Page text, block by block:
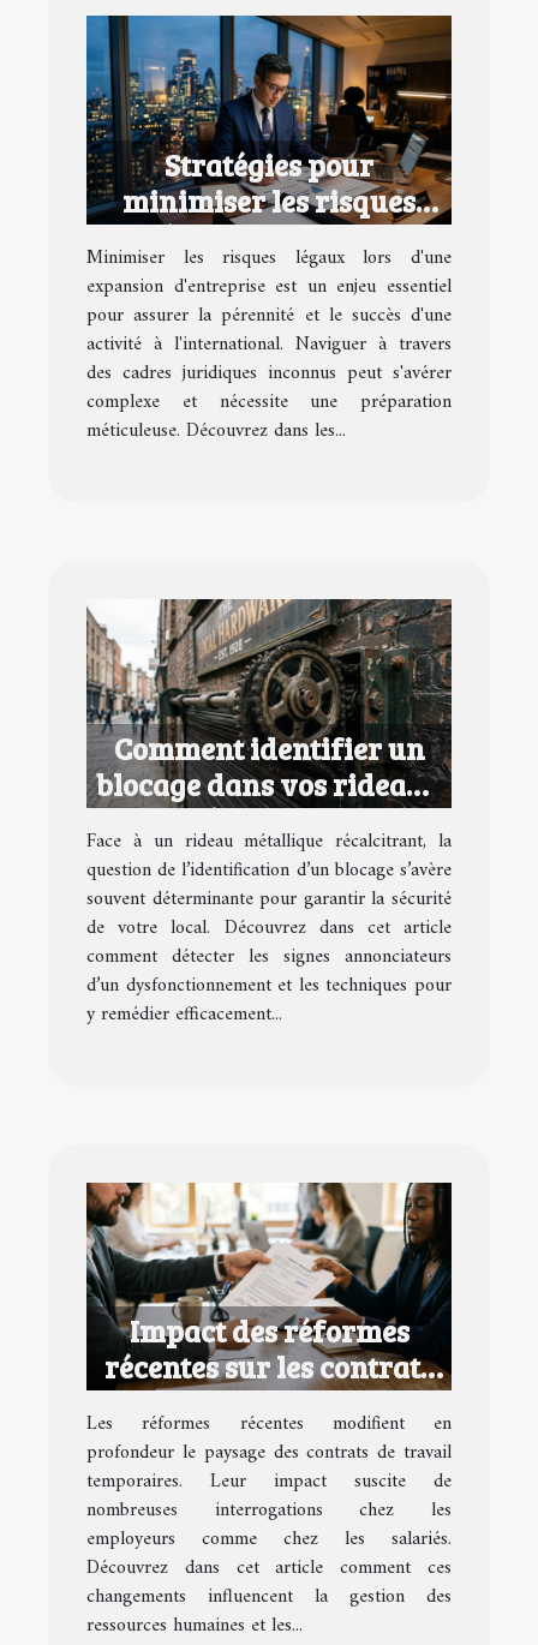
Stratégies pour
minimiser les risques
légaux lors d'une
expansion d'entreprise
Minimiser les risques légaux lors d'une
expansion d'entreprise est un enjeu essentiel
pour assurer la pérennité et le succès d'une
activité à l'international. Naviguer à travers
des cadres juridiques inconnus peut s'avérer
complexe et nécessite une préparation
méticuleuse. Découvrez dans les...
Comment identifier un
blocage dans vos rideaux
métalliques ?
Face à un rideau métallique récalcitrant, la
question de l’identification d’un blocage s’avère
souvent déterminante pour garantir la sécurité
de votre local. Découvrez dans cet article
comment détecter les signes annonciateurs
d’un dysfonctionnement et les techniques pour
y remédier efficacement...
Impact des réformes
récentes sur les contrats
de travail temporaires
Les réformes récentes modifient en
profondeur le paysage des contrats de travail
temporaires. Leur impact suscite de
nombreuses interrogations chez les
employeurs comme chez les salariés.
Découvrez dans cet article comment ces
changements influencent la gestion des
ressources humaines et les...